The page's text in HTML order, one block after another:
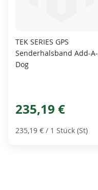
TEK SERIES GPS
Senderhalsband Add-A-
Dog
235,19 €
235,19 € / 1 Stück (St)